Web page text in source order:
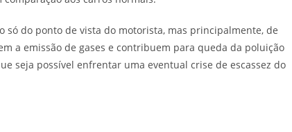
só do ponto de vista do motorista, mas principalmente, de
a emissão de gases e contribuem para queda da poluição
seja possível enfrentar uma eventual crise de escassez do